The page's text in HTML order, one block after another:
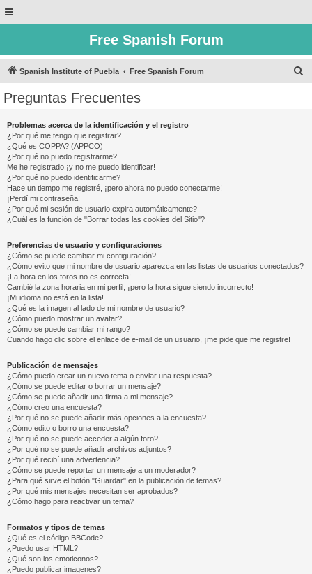
Free Spanish Forum
Spanish Institute of Puebla Free Spanish Forum
Preguntas Frecuentes
Problemas acerca de la identificación y el registro
¿Por qué me tengo que registrar?
¿Qué es COPPA? (APPCO)
¿Por qué no puedo registrarme?
Me he registrado ¡y no me puedo identificar!
¿Por qué no puedo identificarme?
Hace un tiempo me registré, ¡pero ahora no puedo conectarme!
¡Perdí mi contraseña!
¿Por qué mi sesión de usuario expira automáticamente?
¿Cuál es la función de "Borrar todas las cookies del Sitio"?
Preferencias de usuario y configuraciones
¿Cómo se puede cambiar mi configuración?
¿Cómo evito que mi nombre de usuario aparezca en las listas de usuarios conectados?
¡La hora en los foros no es correcta!
Cambié la zona horaria en mi perfil, ¡pero la hora sigue siendo incorrecto!
¡Mi idioma no está en la lista!
¿Qué es la imagen al lado de mi nombre de usuario?
¿Cómo puedo mostrar un avatar?
¿Cómo se puede cambiar mi rango?
Cuando hago clic sobre el enlace de e-mail de un usuario, ¡me pide que me registre!
Publicación de mensajes
¿Cómo puedo crear un nuevo tema o enviar una respuesta?
¿Cómo se puede editar o borrar un mensaje?
¿Cómo se puede añadir una firma a mi mensaje?
¿Cómo creo una encuesta?
¿Por qué no se puede añadir más opciones a la encuesta?
¿Cómo edito o borro una encuesta?
¿Por qué no se puede acceder a algún foro?
¿Por qué no se puede añadir archivos adjuntos?
¿Por qué recibí una advertencia?
¿Cómo se puede reportar un mensaje a un moderador?
¿Para qué sirve el botón "Guardar" en la publicación de temas?
¿Por qué mis mensajes necesitan ser aprobados?
¿Cómo hago para reactivar un tema?
Formatos y tipos de temas
¿Qué es el código BBCode?
¿Puedo usar HTML?
¿Qué son los emoticonos?
¿Puedo publicar imagenes?